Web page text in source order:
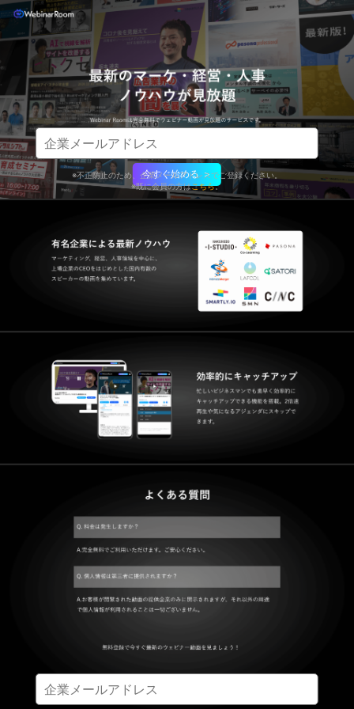
今すぐ始める ＞
※不正防止のため、企業メールアドレスでご登録ください。
※既に会員の方はこちら。